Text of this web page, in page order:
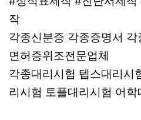
작
각종신분증 각종증명서
면허증위조전문업체
각종대리시험 텝스대리시
리시험 토플대리시험 어